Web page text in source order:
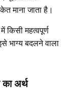
माना जाता है।
किसी महत्वपूर्ण
भाग्य बदलने वाला
अर्थ